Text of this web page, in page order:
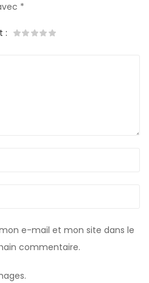
*
:
e-mail et mon site dans le
commentaire.